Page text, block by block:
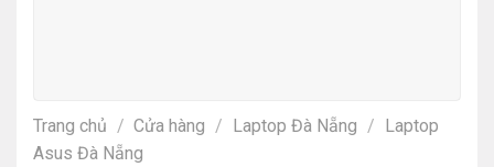
Trang chủ / Cửa hàng / Laptop Đà Nẵng /
Laptop
Asus Đà Nẵng